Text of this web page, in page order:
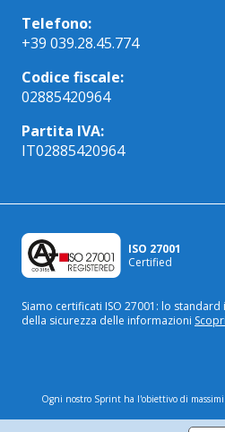
Telefono:
+39 039.28.45.774
Codice fiscale:
02885420964
Partita IVA:
IT02885420964
ISO 27001
Certified
Siamo certificati ISO 27001: lo
della sicurezza delle informazioni
Ogni nostro Sprint ha l'obiettivo di